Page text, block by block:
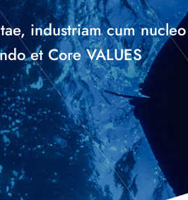
industriam cum nucleo
et Core VALUES